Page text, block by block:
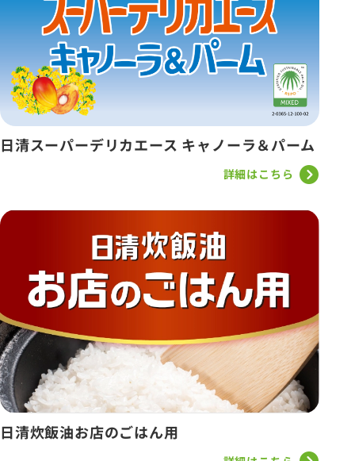
日清スーパーデリカエース キャノーラ＆パーム
詳細はこちら
日清炊飯油お店のごはん用